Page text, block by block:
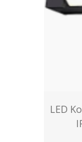
LED